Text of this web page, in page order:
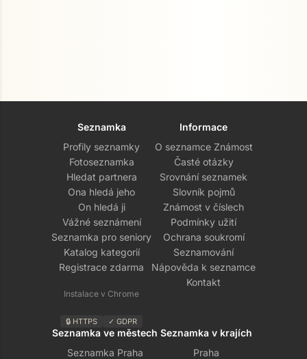
Seznamka
Profily seznamky
Fotoseznamka
Hledat partnera
Ona hledá jeho
On hledá ji
Vážné seznámení
Seznamka pro seniory
Katalog kategorií
Registrace zdarma
Instalace v Chrome
🔒 HTTPS ✓ GDPR
Informace
O seznamce Známost
Časté otázky
Srovnání seznamek
Slovník pojmů
Známost v číslech
Podmínky užití
Ochrana soukromí
Seznamování
Nápověda k seznamce
Kontakt
Seznamka ve městech
Seznamka Praha
Seznamka v krajích
Praha